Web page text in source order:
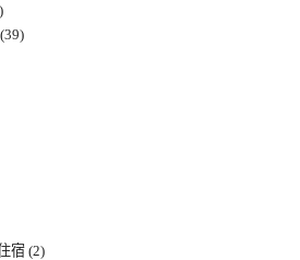
宿 (2)